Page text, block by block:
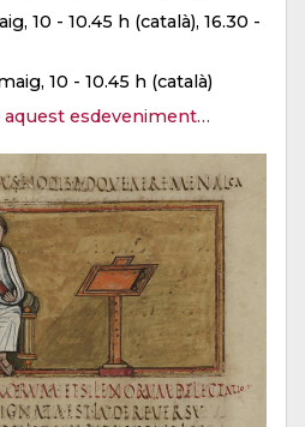
10 - 10.45 h (català), 16.30 -
10 - 10.45 h (català)
esdeveniment…